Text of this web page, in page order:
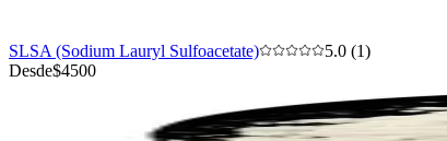
SLSA (Sodium Lauryl Sulfoacetate)
5.0 (1)
Desde$4500